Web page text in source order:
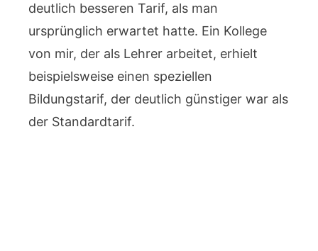
deutlich besseren Tarif, als man
ursprünglich erwartet hatte. Ein Kollege
von mir, der als Lehrer arbeitet, erhielt
beispielsweise einen speziellen
Bildungstarif, der deutlich günstiger war als
der Standardtarif.